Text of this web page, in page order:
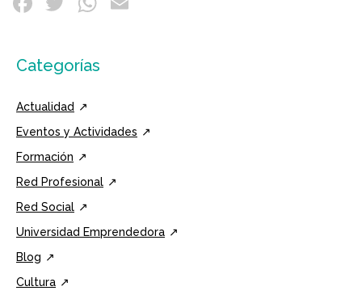
Categorías
Actualidad
Eventos y Actividades
Formación
Red Profesional
Red Social
Universidad Emprendedora
Blog
Cultura